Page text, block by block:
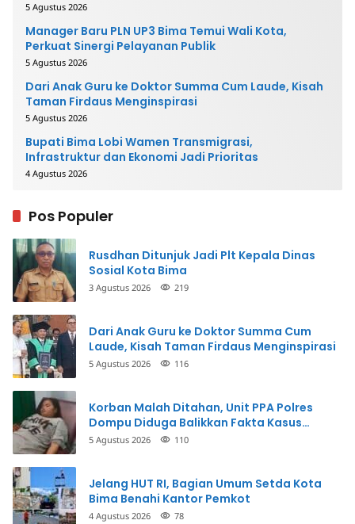
5 Agustus 2026
Manager Baru PLN UP3 Bima Temui Wali Kota,
Perkuat Sinergi Pelayanan Publik
5 Agustus 2026
Dari Anak Guru ke Doktor Summa Cum Laude, Kisah
Taman Firdaus Menginspirasi
5 Agustus 2026
Bupati Bima Lobi Wamen Transmigrasi,
Infrastruktur dan Ekonomi Jadi Prioritas
4 Agustus 2026
Pos Populer
Rusdhan Ditunjuk Jadi Plt Kepala Dinas
Sosial Kota Bima
3 Agustus 2026 219
Dari Anak Guru ke Doktor Summa Cum
Laude, Kisah Taman Firdaus Menginspirasi
5 Agustus 2026 116
Korban Malah Ditahan, Unit PPA Polres
Dompu Diduga Balikkan Fakta Kasus
Penganiayaan
5 Agustus 2026 110
Jelang HUT RI, Bagian Umum Setda Kota
Bima Benahi Kantor Pemkot
4 Agustus 2026 78